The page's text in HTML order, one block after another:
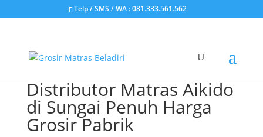
Telp / SMS / WA : 081.333.561.562
Distributor Matras Aikido
di Sungai Penuh Harga
Grosir Pabrik